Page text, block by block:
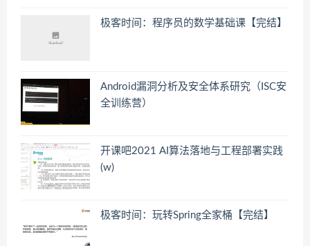
极客时间：程序员的数学基础课【完结】
Android漏洞分析及安全体系研究（ISC安
全训练营）
开课吧2021 AI算法落地与工程部署实践
(w)
极客时间：玩转Spring全家桶【完结】